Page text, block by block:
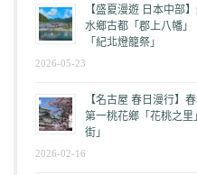
【盛夏漫遊 日本中部
水鄉古都「郡上八幡
「紀北燈籠祭」
2026-05-23
【名古屋 春日漫行】
第一桃花鄉「花桃之
街」
2026-02-16